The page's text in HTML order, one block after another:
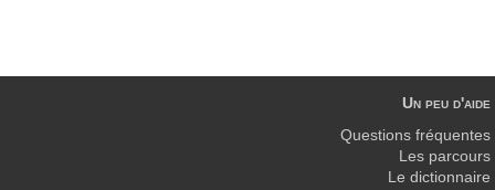
Un peu d'aide
Questions fréquentes
Les parcours
Le dictionnaire